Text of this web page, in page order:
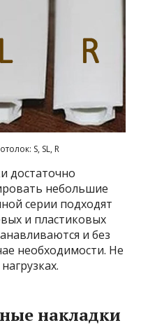
S, SL, R
достаточно
небольшие
серии подходят
и пластиковых
и без
необходимости. Не
накладки